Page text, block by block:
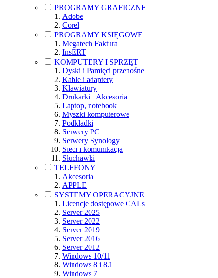
PROGRAMY GRAFICZNE
Adobe
Corel
PROGRAMY KSIĘGOWE
Megatech Faktura
InsERT
KOMPUTERY I SPRZĘT
Dyski i Pamięci przenośne
Kable i adaptery
Klawiatury
Drukarki - Akcesoria
Laptop, notebook
Myszki komputerowe
Podkładki
Serwery PC
Serwery Synology
Sieci i komunikacja
Słuchawki
TELEFONY
Akcesoria
APPLE
SYSTEMY OPERACYJNE
Licencje dostępowe CALs
Server 2025
Server 2022
Server 2019
Server 2016
Server 2012
Windows 10/11
Windows 8 i 8.1
Windows 7